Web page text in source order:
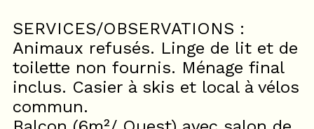
SERVICES/OBSERVATIONS :
Animaux refusés. Linge de lit et de
toilette non fournis. Ménage final
inclus. Casier à skis et local à vélos
commun.